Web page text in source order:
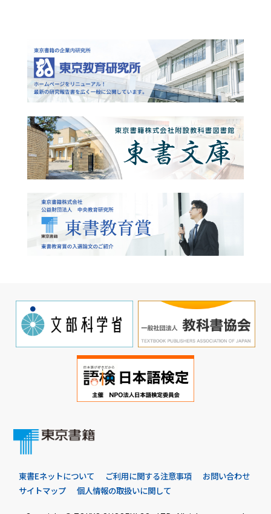
東書Eネットについて ご利用に関する注意事項
お問い合わせ
サイトマップ
個人情報の取扱いに関して